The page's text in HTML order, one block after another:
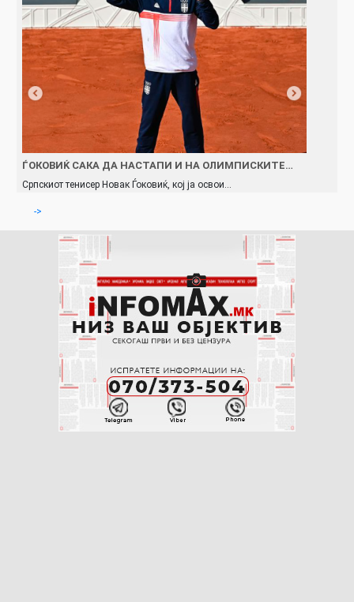
ЃОКОВИЌ САКА ДА НАСТАПИ И НА ОЛИМПИСКИТЕ…
Српскиот тенисер Новак Ѓоковиќ, кој ја освои…
->